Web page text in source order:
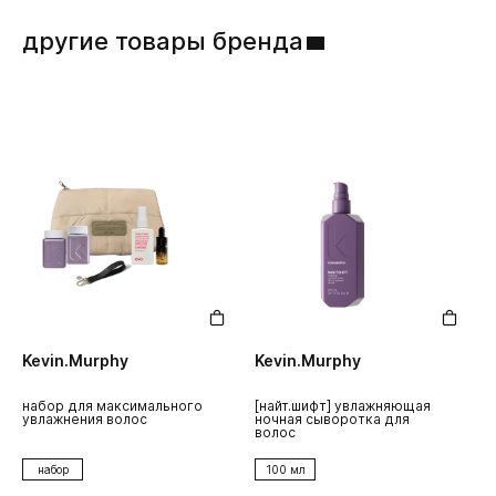
другие товары бренда
Kevin.Murphy
набор для максимального
увлажнения волос
набор
Kevin.Murphy
[найт.шифт] увлажняющая
ночная сыворотка для
волос
100 мл